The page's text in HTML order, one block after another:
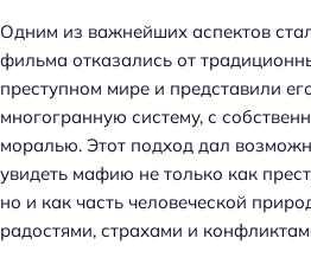
Одним из важнейших аспектов
фильма отказались от
преступном мире и представили
многогранную систему, с
моралью. Этот подход дал
увидеть мафию не только как
но и как часть человеческой
радостями, страхами и